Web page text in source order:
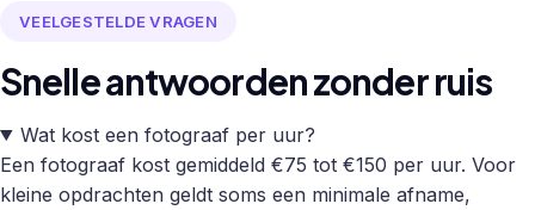
VEELGESTELDE VRAGEN
Snelle antwoorden zonder ruis
Wat kost een fotograaf per uur?
Een fotograaf kost gemiddeld €75 tot €150 per uur. Voor
kleine opdrachten geldt soms een minimale afname,